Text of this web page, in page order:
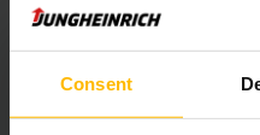
Consent
La confiance, c’est bien,
devez compter à 100 % sur
C’est le cas avec